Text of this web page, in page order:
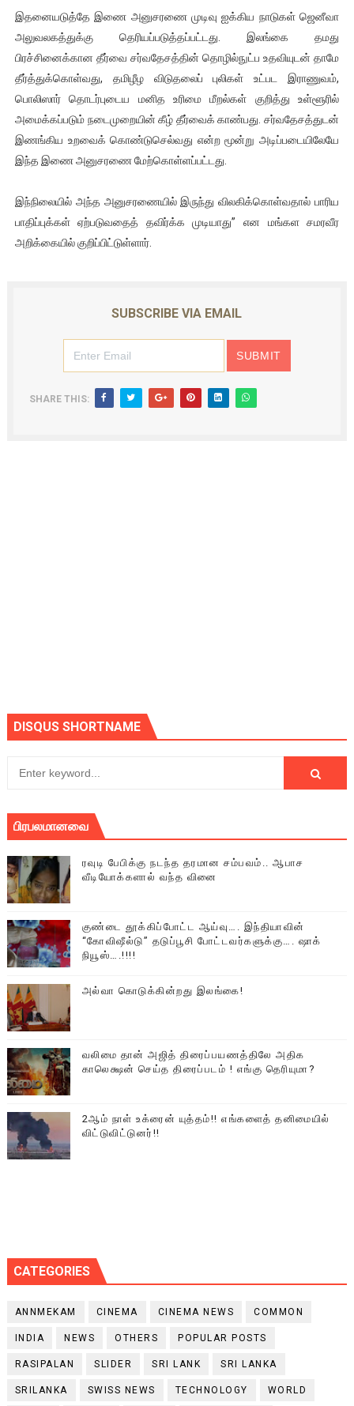
இதனையடுத்தே இணை அனுசரணை முடிவு ஐக்கிய நாடுகள் ஜெனீவா
அலுவலகத்துக்கு தெரியப்படுத்தப்பட்டது. இலங்கை தமது
பிரச்சினைக்கான தீர்வை சர்வதேசத்தின் தொழில்நுட்ப உதவியுடன் தாமே
தீர்த்துக்கொள்வது, தமிழீழ விடுதலைப் புலிகள் உட்பட இராணுவம்,
பொலிஸார் தொடர்புடைய மனித உரிமை மீறல்கள் குறித்து உள்ளூரில்
அமைக்கப்படும் நடைமுறையின் கீழ் தீர்வைக் காண்பது. சர்வதேசத்துடன்
இணங்கிய உறவைக் கொண்டுசெல்வது என்ற மூன்று அடிப்படையிலேயே
இந்த இணை அனுசரணை மேற்கொள்ளப்பட்டது.
இந்நிலையில் அந்த அனுசரணையில் இருந்து விலகிக்கொள்வதால் பாரிய
பாதிப்புக்கள் ஏற்படுவதைத் தவிர்க்க முடியாது” என மங்கள சமரவீர
அறிக்கையில் குறிப்பிட்டுள்ளார்.
SUBSCRIBE VIA EMAIL
SHARE THIS:
DISQUS SHORTNAME
பிரபலமானவை
ரவுடி பேபிக்கு நடந்த தரமான சம்பவம்.. ஆபாச
வீடியோக்களால் வந்த வினை
குண்டை தூக்கிப்போட்ட ஆய்வு…. இந்தியாவின்
“கோவிஷீல்டு” தடுப்பூசி போட்டவர்களுக்கு…. ஷாக்
நியூஸ்….!!!!
அல்வா கொடுக்கின்றது இலங்கை!
வலிமை தான் அஜித் திரைப்பயணத்திலே அதிக
காலெக்ஷன் செய்த திரைப்படம் ! எங்கு தெரியுமா?
2ஆம் நாள் உக்ரைன் யுத்தம்!! எங்களைத் தனிமையில்
விட்டுவிட்டுனர்!!
CATEGORIES
ANNMEKAM CINEMA CINEMA NEWS COMMON
INDIA NEWS OTHERS POPULAR POSTS
RASIPALAN SLIDER SRI LANK SRI LANKA
SRILANKA SWISS NEWS TECHNOLOGY WORLD